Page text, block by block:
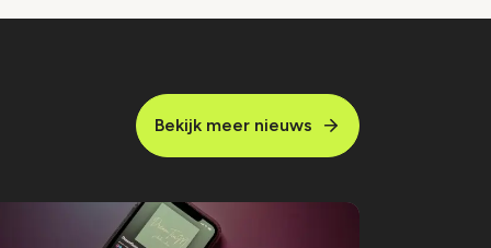
Bekijk meer nieuws